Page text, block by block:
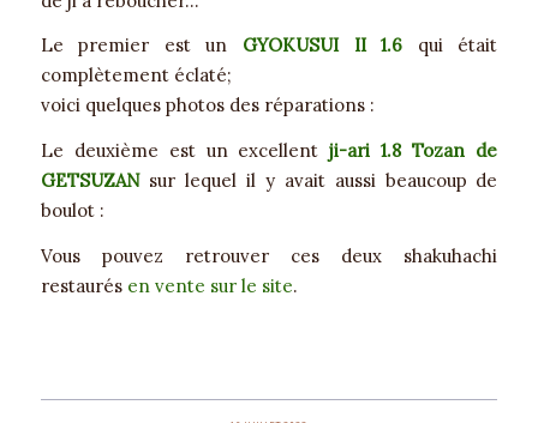
Le premier est un GYOKUSUI II 1.6 qui était
complètement éclaté;
voici quelques photos des réparations :
Le deuxième est un excellentji-ari 1.8 Tozan de
GETSUZANsur lequel il y avait aussi beaucoup de
boulot :
Vous pouvez retrouver ces deux shakuhachi
restaurés en vente sur le site.